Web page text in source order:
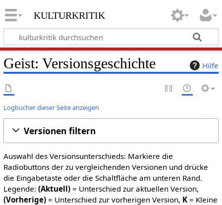
kulturkritik
Hilfe
Geist: Versionsgeschichte
Logbücher dieser Seite anzeigen
Versionen filtern
Auswahl des Versionsunterschieds: Markiere die
Radiobuttons der zu vergleichenden Versionen und drücke
die Eingabetaste oder die Schaltfläche am unteren Rand.
Legende: (Aktuell)= Unterschied zur aktuellen Version,
(Vorherige)= Unterschied zur vorherigen Version, K= Kleine